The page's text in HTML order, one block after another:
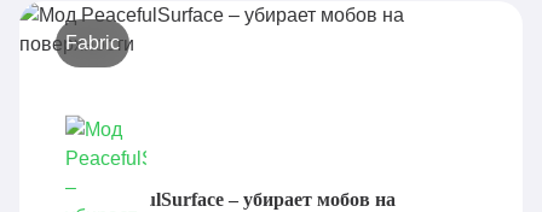
Fabric
Мод PeacefulSurface – убирает мобов на